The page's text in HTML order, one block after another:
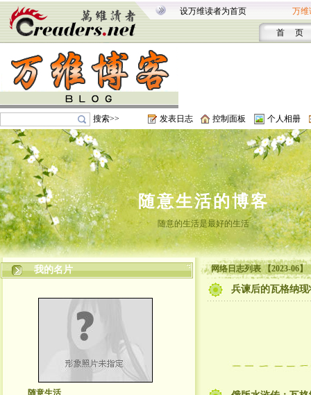
设万维读者为首页 万维
首 页
搜索>> 发表日志 控制面板 个人相册
随意生活的博客
随意的生活是最好的生活
我的名片
随意生活
网络日志列表 【2023-06】
兵谏后的瓦格纳现